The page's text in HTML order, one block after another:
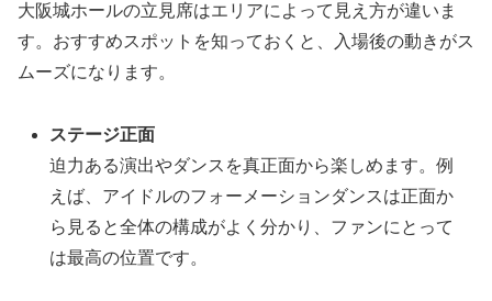
大阪城ホールの立見席はエリアによって見え方が違いま
す。おすすめスポットを知っておくと、入場後の動きがス
ムーズになります。
ステージ正面
迫力ある演出やダンスを真正面から楽しめます。例
えば、アイドルのフォーメーションダンスは正面か
ら見ると全体の構成がよく分かり、ファンにとって
は最高の位置です。